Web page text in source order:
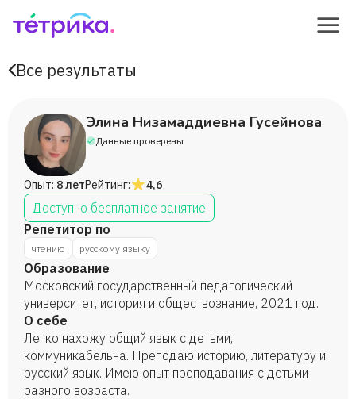
Все результаты
Элина Низамаддиевна Гусейнова
Данные проверены
Опыт: 8 летРейтинг: 4,6
Доступно бесплатное занятие
Репетитор по
чтению русскому языку
Образование
Московский государственный педагогический
университет, история и обществознание, 2021 год.
О себе
Легко нахожу общий язык с детьми,
коммуникабельна. Преподаю историю, литературу и
русский язык. Имею опыт преподавания с детьми
разного возраста.